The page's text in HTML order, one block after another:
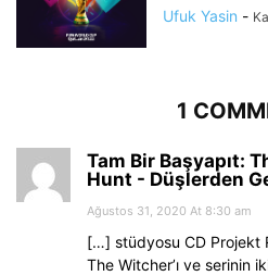
Ufuk Yasin -
1
Tam Bir Başyapıt:
Hunt - Düşlerden
Ağustos 31, 2020 At 8:30 am
[…] stüdyosu CD Projekt
The Witcher’ı ve serinin